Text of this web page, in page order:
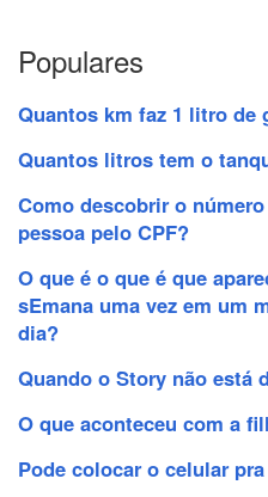
Populares
Quantos km faz 1 litro de
Quantos litros tem o
Como descobrir o
pessoa pelo CPF?
O que é o que é que
sEmana uma vez em um
dia?
Quando o Story não está
O que aconteceu com a
Pode colocar o celular